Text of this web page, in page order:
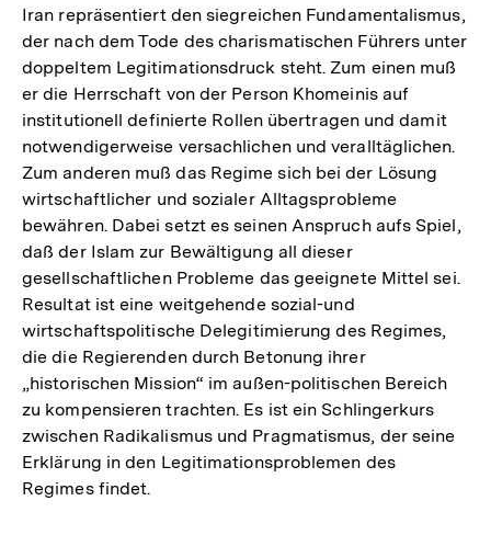
Iran repräsentiert den siegreichen Fundamentalismus,
der nach dem Tode des charismatischen Führers unter
doppeltem Legitimationsdruck steht. Zum einen muß
er die Herrschaft von der Person Khomeinis auf
institutionell definierte Rollen übertragen und damit
notwendigerweise versachlichen und veralltäglichen.
Zum anderen muß das Regime sich bei der Lösung
wirtschaftlicher und sozialer Alltagsprobleme
bewähren. Dabei setzt es seinen Anspruch aufs Spiel,
daß der Islam zur Bewältigung all dieser
gesellschaftlichen Probleme das geeignete Mittel sei.
Resultat ist eine weitgehende sozial-und
wirtschaftspolitische Delegitimierung des Regimes,
die die Regierenden durch Betonung ihrer
„historischen Mission“ im außen-politischen Bereich
zu kompensieren trachten. Es ist ein Schlingerkurs
zwischen Radikalismus und Pragmatismus, der seine
Erklärung in den Legitimationsproblemen des
Regimes findet.